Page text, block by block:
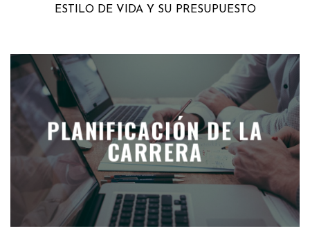
ESTILO DE VIDA Y SU PRESUPUESTO
PLANIFICACIÓN DE LA
CARRERA